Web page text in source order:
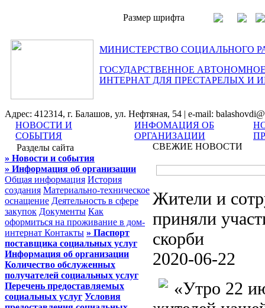
Размер шрифта
МИНИСТЕРСТВО СОЦИАЛЬНОГО
ГОСУДАРСТВЕННОЕ
ИНТЕРНАТ ДЛЯ ПРЕСТАРЕЛЫХ И
Адрес: 412314, г. Балашов, ул. Нефтяная, 54 | e-mail:
НОВОСТИ И
СОБЫТИЯ
ИНФОМАЦИЯ ОБ
ОРГАНИЗАЦИИ
Разделы сайта
» Новости и события
» Информация об организации
Общая информация История
создания Материально-техническое
оснащение Деятельность в сфере
закупок Документы Как
оформиться на проживание в дом-
интернат Контакты » Паспорт
поставщика социальных услуг
Информация об организации
Количество обслуженных
получателей социальных услуг
Перечень предоставляемых
социальных услуг Условия
СВЕЖИЕ НОВОСТИ
Жители и
приняли
скорби
2020-06-22
«Утро 22